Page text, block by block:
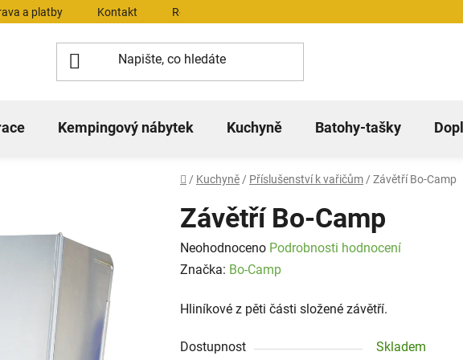
a platby Kontakt Reklamační řád FAQ
Kempingový nábytek Kuchyně Batohy-tašky
Domů
/ Kuchyně / Příslušenství k vařičům / Závětří Bo-Camp
Závětří Bo-Camp
Průměrné
hodnocení
je
z
Neohodnoceno Podrobnosti hodnocení
Značka: Bo-Camp
Hliníkové z pěti části složené závětří.
Dostupnost
Skladem